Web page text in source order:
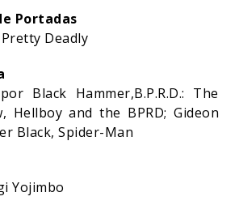
Portadas
Deadly
Black Hammer,B.P.R.D.: The
Hellboy and the BPRD; Gideon
Black, Spider-Man
Yojimbo